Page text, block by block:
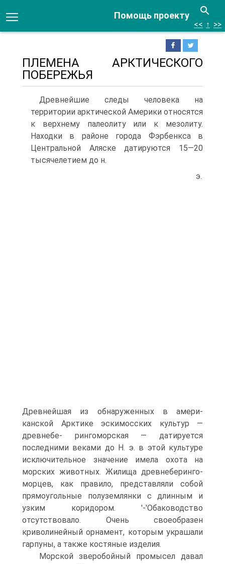
Помощь проекту
<< ↑ >>
ПЛЕМЕНА АРКТИЧЕСКОГО
ПОБЕРЕЖЬЯ
Древнейшие следы человека на
территории аркти­ческой Америки относятся
к верхнему палеолиту или к мезолиту.
Находки в районе города Фэрбенкса в
Центральной Аляске датируются 15—20
тысячеле­тием до н.
э.
Древнейшая из обнаруженных в амери­
канской Арктике эскимосских культур —
древнебе- рингоморская — датируется
последними веками до Н. э. в этой культуре
исключительное значение имела охота на
морских животных. Жилища древнеберинго-
морцев, как правило, представляли собой
прямоуголь­ные полуземлянки с длинным и
узким коридором. '-'Обаководство
отсутствовало. Очень своеобразен
криволинейный орнамент, которым украшали
гарпу­ны, а также костяные изделия.
Морской зверобойный промысел давал